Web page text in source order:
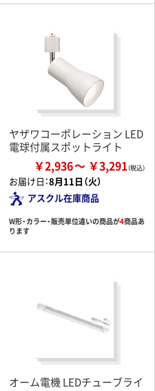
ヤザワコーポレーション LED
電球付属スポットライト
￥2,936 ￥3,291
お届け日：8月11日（火）
アスクル在庫商品
W形・カラー・販売単位違いの商品が4商品あ
ります
オーム電機 LEDチューブライ